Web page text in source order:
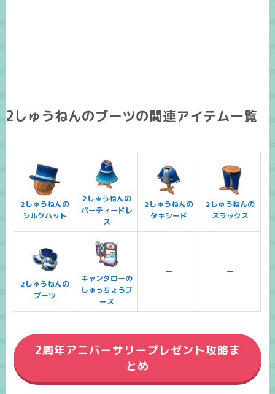
2しゅうねんのブーツの関連アイテム一覧
2しゅうねんの
シルクハット
2しゅうねんの
パーティードレ
ス
2しゅうねんの
タキシード
2しゅうねんの
スラックス
2しゅうねんの
ブーツ
キャンタローの
しゅっちょうブ
ース
ー ー
2周年アニバーサリープレゼント攻略ま
とめ